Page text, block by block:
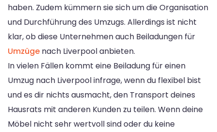
haben. Zudem kümmern sie sich um die Organisation
und Durchführung des Umzugs. Allerdings ist nicht
klar, ob diese Unternehmen auch Beiladungen für
Umzüge nach Liverpool anbieten.
In vielen Fällen kommt eine Beiladung für einen
Umzug nach Liverpool infrage, wenn du flexibel bist
und es dir nichts ausmacht, den Transport deines
Hausrats mit anderen Kunden zu teilen. Wenn deine
Möbel nicht sehr wertvoll sind oder du keine